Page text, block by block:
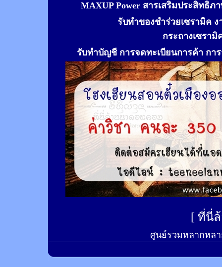
MAXUP Power สารเสริมประสิทธิ
รับทำของชำร่วยเซรามิค
กระถางเซรา
รับทำบัญชี การจดทะเบียนการค้า กา
[ ที่นี่
ศูนย์รวมหลากหลา